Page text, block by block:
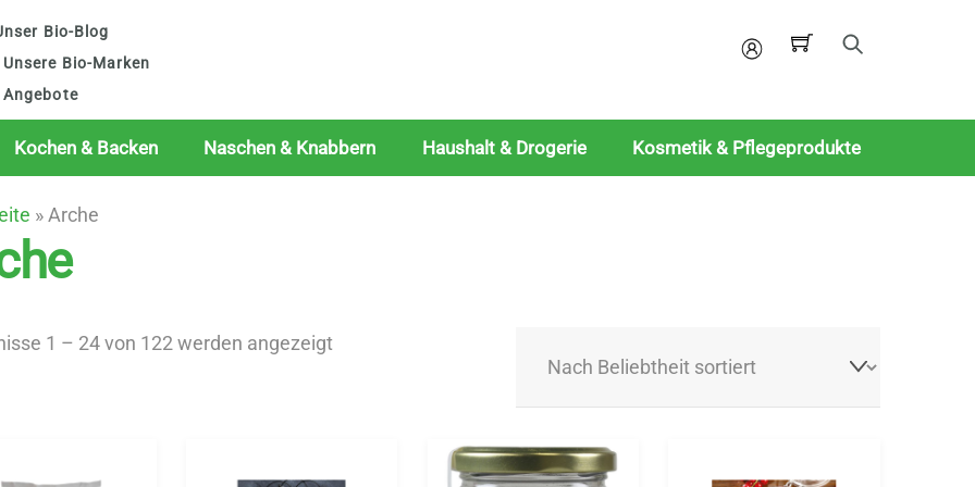
Bio-Blog
Unsere Bio-Marken
Angebote
Mein
Kochen & Backen Naschen & Knabbern Haushalt & Drogerie Kosmetik & Pflegeprodukte
» Arche
1 – 24 von 122 werden angezeigtNach